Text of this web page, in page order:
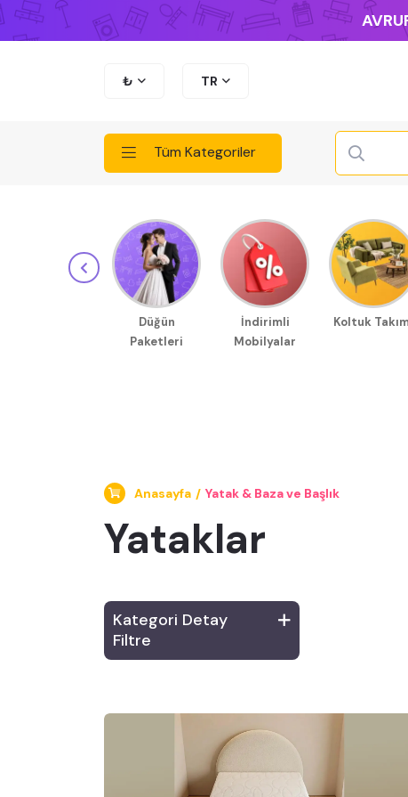
₺ TR
Tüm Kategoriler
Düğün
Paketleri
İndirimli
Mobilyalar
Koltuk
Anasayfa / Yatak & Baza ve Başlık
Yataklar
Kategori Detay
Filtre